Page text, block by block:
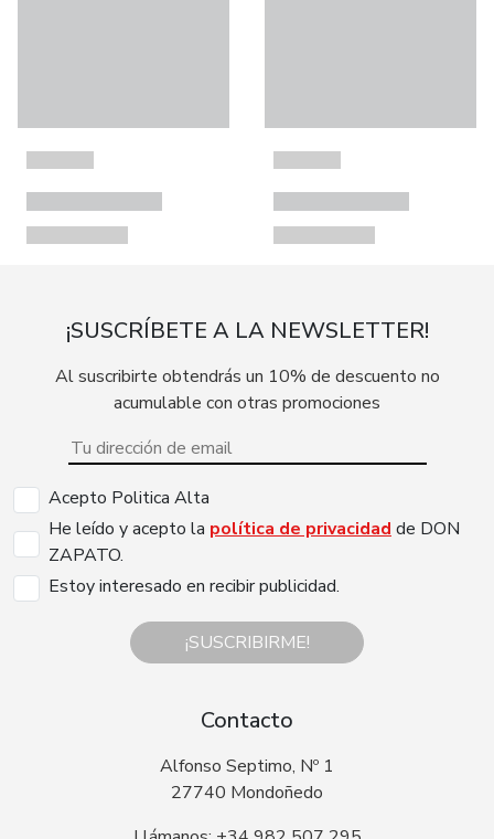
¡SUSCRÍBETE A LA NEWSLETTER!
Al suscribirte obtendrás un 10% de descuento no
acumulable con otras promociones
Acepto Politica Alta
He leído y acepto la política de privacidad de DON
ZAPATO.
Estoy interesado en recibir publicidad.
¡SUSCRIBIRME!
Contacto
Alfonso Septimo, Nº 1
27740 Mondoñedo